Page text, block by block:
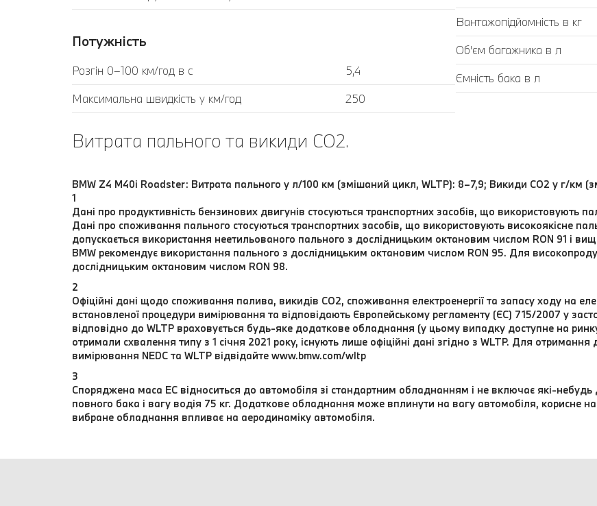
Потужність
Розгін 0–100 км/год в с
5,4
Максимальна швидкість у км/год
250
Вантажопідйомність в кг
Об'єм багажника в л
Ємність бака в л
Витрата пального та викиди CO2.
BMW Z4 M40i Roadster: Витрата пального у л/100 км (змішаний цикл, WLTP): 8–7,9; Викиди СО2 у г/км
1
Дані про продуктивність бензинових двигунів стосуються транспортних засобів, що використовують
Дані про споживання пального стосуються транспортних засобів, що використовують високоякісне
допускається використання неетильованого пального з дослідницьким октановим числом RON 91 і
BMW рекомендує використання пального з дослідницьким октановим числом RON 95. Для
дослідницьким октановим числом RON 98.
2
Офіційні дані щодо споживання палива, викидів CO2, споживання електроенергії та запасу ходу на
встановленої процедури вимірювання та відповідають Європейському регламенту (ЄС) 715/2007 у
відповідно до WLTP враховується будь-яке додаткове обладнання (у цьому випадку доступне на
отримали схвалення типу з 1 січня 2021 року, існують лише офіційні дані згідно з WLTP. Для
вимірювання NEDC та WLTP відвідайте www.bmw.com/wltp
3
Споряджена маса EC відноситься до автомобіля зі стандартним обладнанням і не включає які-
повного бака і вагу водія 75 кг. Додаткове обладнання може вплинути на вагу автомобіля, корисне
вибране обладнання впливає на аеродинаміку автомобіля.